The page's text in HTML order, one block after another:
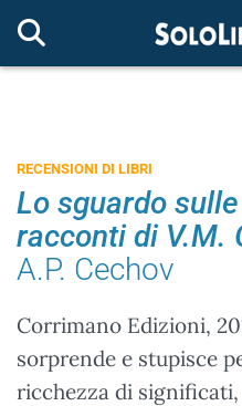
RECENSIONI DI LIBRI
Lo sguardo
racconti di V.M.
A.P. Cechov
Corrimano Edizioni,
sorprende e stupisce
ricchezza di